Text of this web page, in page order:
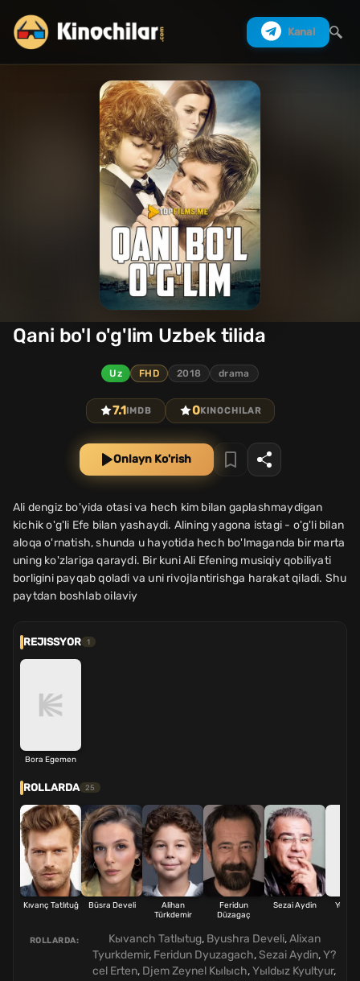
Kanal
Qani bo'l o'g'lim Uzbek tilida
Uz FHD 2018 drama
7.1IMDB 0KINOCHILAR
Onlayn Ko'rish
Ali dengiz bo'yida otasi va hech kim bilan gaplashmaydigan
kichik o'g'li Efe bilan yashaydi. Alining yagona istagi - o'g'li bilan
aloqa o'rnatish, shunda u hayotida hech bo'lmaganda bir marta
uning ko'zlariga qaraydi. Bir kuni Ali Efening musiqiy qobiliyati
borligini payqab qoladi va uni rivojlantirishga harakat qiladi. Shu
paytdan boshlab oilaviy
REJISSYOR 1
Bora Egemen
ROLLARDA 25
Kıvanç Tatlıtuğ Büsra Develi
Alihan
Türkdemir
Feridun
Düzagaç
Sezai Aydin Yücel
ROLLARDA: Kыvanch Tatlыtug, Byushra Develi,Alixan
Tyurkdemir, Feridun Dyuzagach,Sezai Aydin,Y?
cel Erten, Djem Zeynel Kыlыch,Yыldыz Kyultyur,